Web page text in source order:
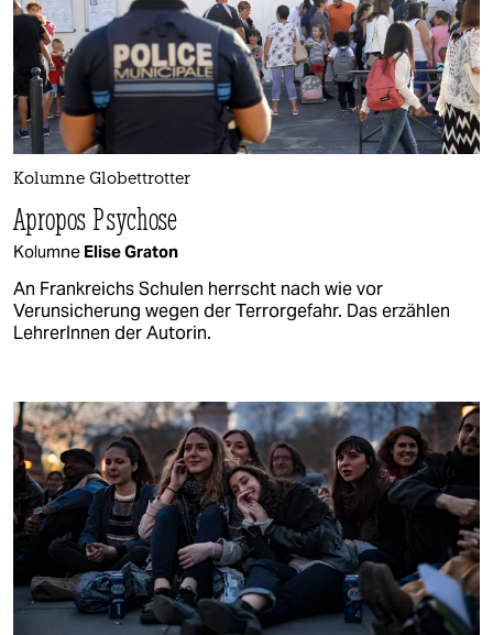
Kolumne Globettrotter
Apropos Psychose
Kolumne Elise Graton
An Frankreichs Schulen herrscht nach wie vor
Verunsicherung wegen der Terrorgefahr. Das erzählen
LehrerInnen der Autorin.